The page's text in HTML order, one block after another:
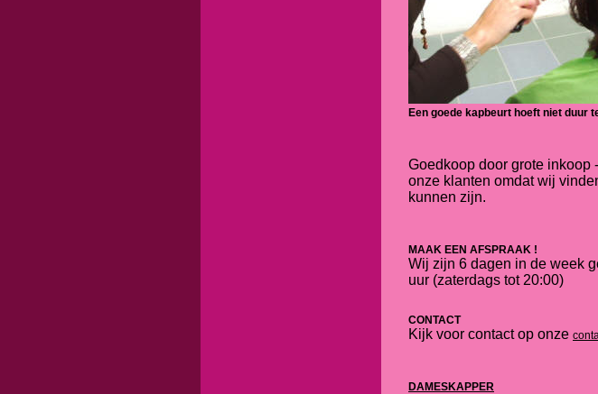
Een goede kapbeurt hoeft niet duur
Goedkoop door grote inkoop
onze klanten omdat wij
kunnen zijn.
MAAK EEN AFSPRAAK !
Wij zijn 6 dagen in de week
uur (zaterdags tot 20:00)
CONTACT
Kijk voor contact op onze
DAMESKAPPER